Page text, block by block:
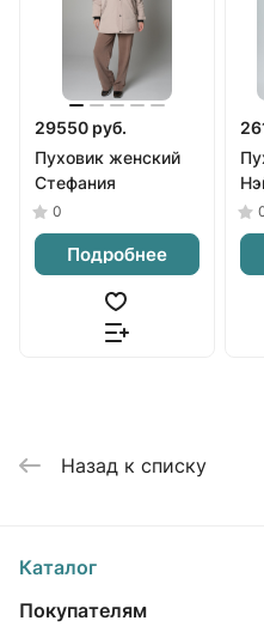
29550 руб.
Пуховик женский
Стефания
0
Подробнее
Назад к списку
Каталог
Покупателям